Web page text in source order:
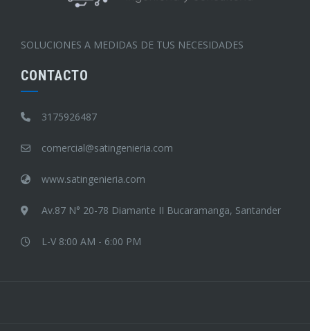
SOLUCIONES A MEDIDAS DE TUS NECESIDADES
CONTACTO
3175926487
comercial@satingenieria.com
www.satingenieria.com
Av.87 N° 20-78 Diamante II Bucaramanga, Santander
L-V 8:00 AM - 6:00 PM